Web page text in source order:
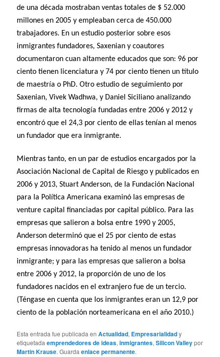
de una década mostraban ventas totales de $ 52.000
millones en 2005 y empleaban cerca de 450.000
trabajadores. En un estudio posterior sobre esos
inmigrantes fundadores, Saxenian y coautores
documentaron cuan altamente educados que son: 96 por
ciento tienen licenciatura y 74 por ciento tienen un título
de maestría o PhD. Otro estudio de seguimiento por
Saxenian, Vivek Wadhwa, y Daniel Siciliano analizando
firmas de alta tecnología fundadas entre 2006 y 2012 y
encontró que el 24,3 por ciento de ellas tenían al menos
un fundador que era inmigrante.
Mientras tanto, en un par de estudios encargados por la
Asociación Nacional de Capital de Riesgo y publicados en
2006 y 2013, Stuart Anderson, de la Fundación Nacional
para la Política Americana examinó las empresas de
venture capital financiadas por capital público. Para las
empresas que salieron a bolsa entre 1990 y 2005,
Anderson determinó que el 25 por ciento de estas
empresas innovadoras ha tenido al menos un fundador
inmigrante; y para las empresas que salieron a bolsa
entre 2006 y 2012, la proporción de uno de los
fundadores nacidos en el extranjero fue de un tercio.
(Téngase en cuenta que los inmigrantes eran un 12,9 por
ciento de la población norteamericana en el año 2010.)
Esta entrada fue publicada enActualidad, Empresarialidady
etiquetadaemprendedores de ideas,inmigrantes,Silicon Valleypor
Martin Krause. Guardaenlace permanente.